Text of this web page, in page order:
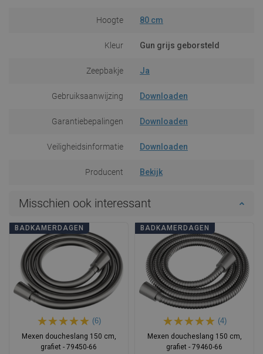
Hoogte 80 cm
Kleur Gun grijs geborsteld
Zeepbakje Ja
Gebruiksaanwijzing Downloaden
Garantiebepalingen Downloaden
Veiligheidsinformatie Downloaden
Producent Bekijk
Misschien ook interessant
BADKAMERDAGEN
(6)
Mexen doucheslang 150 cm,
grafiet - 79450-66
BADKAMERDAGEN
(4)
Mexen doucheslang 150 cm,
grafiet - 79460-66